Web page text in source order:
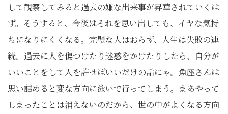
して観察してみると過去の嫌な出来事が昇華されていくは
ず。そうすると、今後はそれを思い出しても、イヤな気持
ちになりにくくなる。完璧な人はおらず、人生は失敗の連
続。過去に人を傷つけたり迷惑をかけたりしたら、自分が
いいことをして人を許せばいいだけの話にゃ。魚座さんは
思い詰めると変な方向に泳いで行ってしまう。まあやって
しまったことは消えないのだから、世の中がよくなる方向